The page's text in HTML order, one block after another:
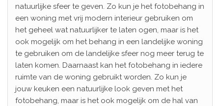
natuurlijke sfeer te geven. Zo kun je het fotobehang in
een woning met vrij modern interieur gebruiken om
het geheel wat natuurlijker te laten ogen, maar is het
ook mogelijk om het behang in een landelijke woning
te gebruiken om de landelijke sfeer nog meer terug te
laten komen. Daarnaast kan het fotobehang in iedere
ruimte van de woning gebruikt worden. Zo kun je
jouw keuken een natuurlijke look geven met het
fotobehang, maar is het ook mogelijk om de hal van